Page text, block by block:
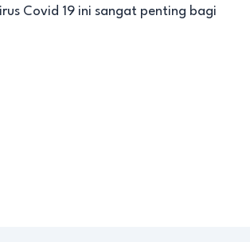
Covid 19 ini sangat penting bagi